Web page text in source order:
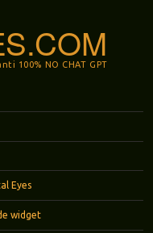
100% NO CHAT GPT
Eyes
widget